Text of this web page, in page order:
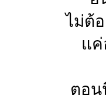
ไม่ต้
แค่
ตอ